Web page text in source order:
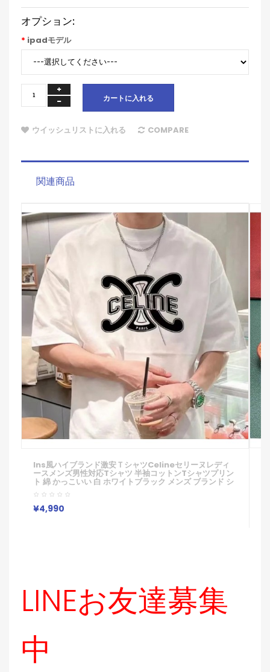
オプション:
ipadモデル
カートに入れる
ウイッシュリストに入れる COMPARE
関連商品
Ins風ハイブランド激安ｔシャツcelineセリーヌレディ
ースメンズ男性対応Tシャツ 半袖コットンTシャツプリン
ト 綿 かっこいい 白 ホワイトブラック メンズ ブランド シ
ンプル 春 春夏 春物
¥4,990
LINEお友達募集
中